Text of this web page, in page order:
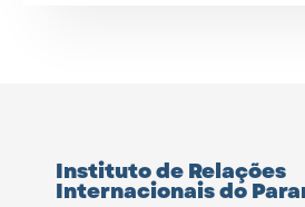
Instituto de Relações
Internacionais do